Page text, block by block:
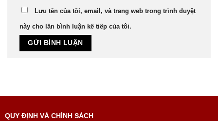
Lưu tên của tôi, email, và trang web trong trình duyệt
này cho lần bình luận kế tiếp của tôi.
QUY ĐỊNH VÀ CHÍNH SÁCH